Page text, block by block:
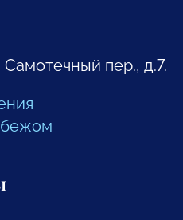
Самотечный пер., д.7.